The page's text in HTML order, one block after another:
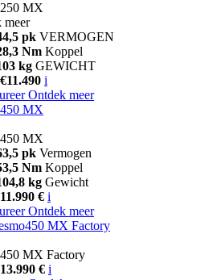
MX
meer
pk VERMOGEN
Nm Koppel
kg GEWICHT
i
Ontdek meer
MX
MX
pk Vermogen
Nm Koppel
kg Gewicht
€ i
Ontdek meer
MX Factory
MX Factory
€ i